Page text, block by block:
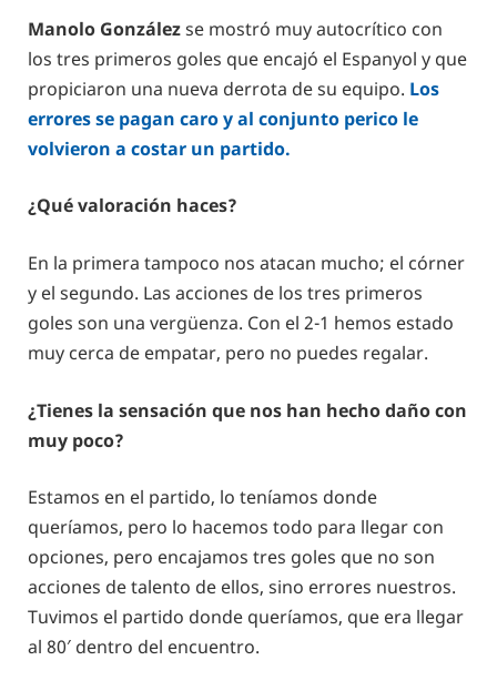
Manolo Gonzálezse mostró muy autocrítico con
los tres primeros goles que encajó el Espanyol y que
propiciaron una nueva derrota de su equipo. Los
errores se pagan caro y al conjunto perico le
volvieron a costar un partido.
¿Qué valoración haces?
En la primera tampoco nos atacan mucho; el córner
y el segundo. Las acciones de los tres primeros
goles son una vergüenza. Con el 2-1 hemos estado
muy cerca de empatar, pero no puedes regalar.
¿Tienes la sensación que nos han hecho daño con
muy poco?
Estamos en el partido, lo teníamos donde
queríamos, pero lo hacemos todo para llegar con
opciones, pero encajamos tres goles que no son
acciones de talento de ellos, sino errores nuestros.
Tuvimos el partido donde queríamos, que era llegar
al 80′ dentro del encuentro.